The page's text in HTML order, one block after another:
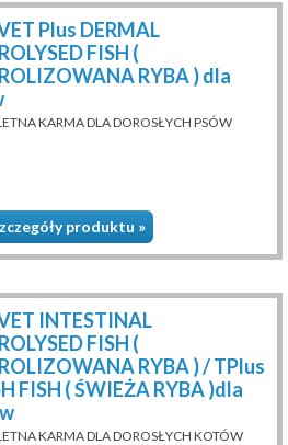
Plus DERMAL
FISH (
RYBA ) dla
KARMA DLA DOROSŁYCH PSÓW
produktu »
INTESTINAL
FISH (
RYBA ) / TPlus
FISH ( ŚWIEŻA RYBA )dla
KARMA DLA DOROSŁYCH KOTÓW